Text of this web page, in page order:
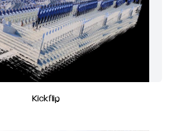
Kickflip